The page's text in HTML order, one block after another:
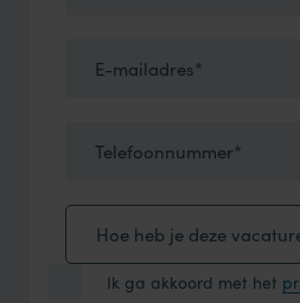
E-mailadres*
Telefoonnummer*
Hoe heb je deze
Ik ga akkoord met het